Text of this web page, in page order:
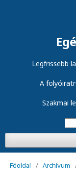
Legfrissebb
A
Szakmai
Főoldal / Archívum